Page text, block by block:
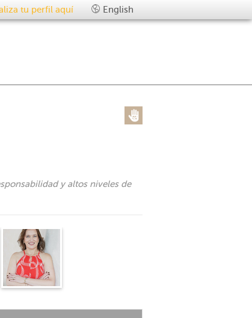
tu perfil aquí English
y altos niveles de